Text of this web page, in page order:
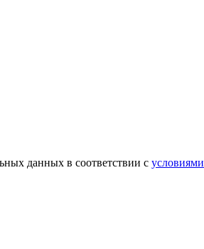
данных в соответствии с условиями